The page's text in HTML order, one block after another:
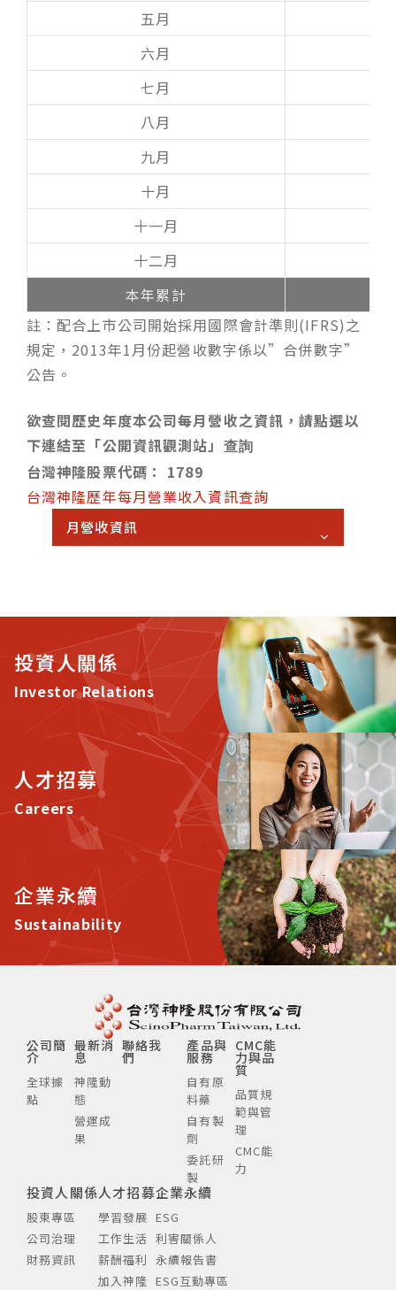
月營收資訊
五月
六月
七月
八月
九月
十月
十一月
十二月
本年累計
註：配合上市公司開始採用國際會計準則(IFRS)之
規定，2013年1月份起營收數字係以”合併數字”
公告。
欲查閱歷史年度本公司每月營收之資訊，請點選以
下連結至「公開資訊觀測站」
查詢
台灣神隆股票代碼： 1789
台灣神隆歷年每月營業收入資訊查詢
投資人關係
Investor Relations
人才招募
Careers
企業永續
Sustainability
公司簡
介
全球據
點
最新消
息
神隆動
態
營運成
果
聯絡我
們
產品與
服務
自有原
料藥
自有製
劑
委託研
製
CMC能
力與品
質
品質規
範與管
理
CMC能
力
投資人關係
股東專區
公司治理
財務資訊
人才招募
學習發展
工作生活
薪酬福利
加入神隆
企業永續
ESG
利害關係人
永續報告書
ESG互動專區